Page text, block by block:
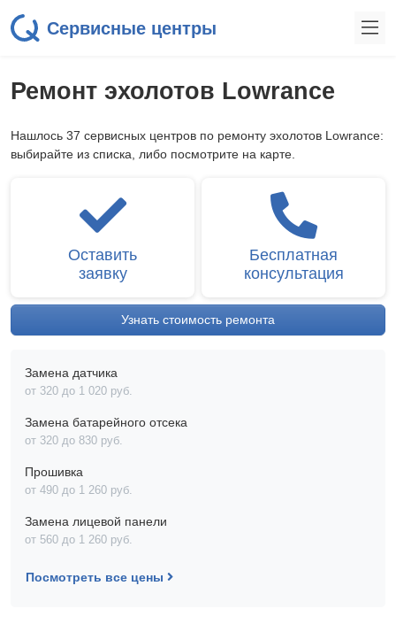
Сервисные центры
Ремонт эхолотов Lowrance
Нашлось 37 сервисных центров по ремонту эхолотов Lowrance:
выбирайте из списка, либо посмотрите на карте.
Оставить
заявку
Бесплатная
консультация
Узнать стоимость ремонта
Замена датчика
от 320 до 1 020 pyб.
Замена батарейного отсека
от 320 до 830 pyб.
Прошивка
от 490 до 1 260 pyб.
Замена лицевой панели
от 560 до 1 260 pyб.
Посмотреть все цены